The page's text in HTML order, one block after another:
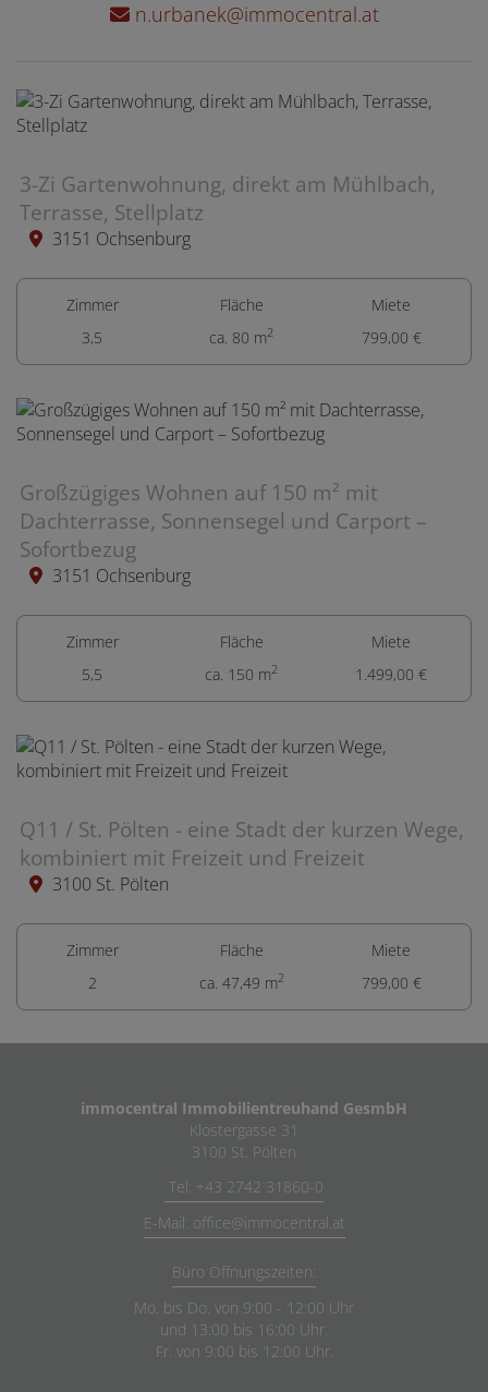
n.urbanek@immocentral.at
3-Zi Gartenwohnung, direkt am Mühlbach,
Terrasse, Stellplatz
3151 Ochsenburg
Zimmer
3,5
Fläche
ca. 80 m2
Miete
799,00 €
Großzügiges Wohnen auf 150 m² mit
Dachterrasse, Sonnensegel und Carport –
Sofortbezug
3151 Ochsenburg
Zimmer
5,5
Fläche
ca. 150 m2
Miete
1.499,00 €
Q11 / St. Pölten - eine Stadt der kurzen Wege,
kombiniert mit Freizeit und Freizeit
3100 St. Pölten
Zimmer
2
Fläche
ca. 47,49 m2
Miete
799,00 €
immocentral Immobilientreuhand GesmbH
Klostergasse 31
3100 St. Pölten
Tel: +43 2742 31860-0
E-Mail: office@immocentral.at
Büro Öffnungszeiten:
Mo. bis Do. von 9:00 - 12:00 Uhr
und 13:00 bis 16:00 Uhr.
Fr. von 9:00 bis 12:00 Uhr.